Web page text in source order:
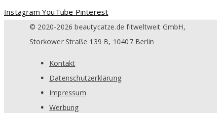
Instagram YouTube Pinterest
© 2020-2026 beautycatze.de fitweltweit GmbH,
Storkower Straße 139 B, 10407 Berlin
Kontakt
Datenschutzerklärung
Impressum
Werbung